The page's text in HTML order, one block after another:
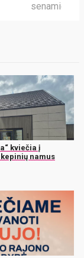
senamiestis
kviečia į
namus